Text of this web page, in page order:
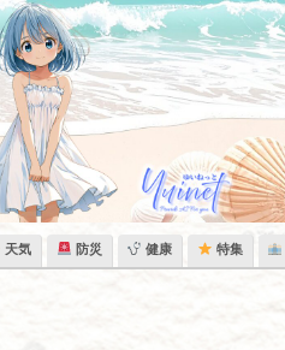
天気 防災 健康 特集